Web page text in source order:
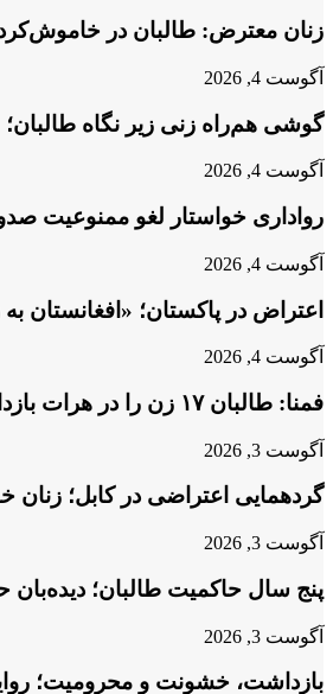
زنان معترض: طالبان در
آگوست 4, 2026
گوشی هم‌راه زنی زیر نگاه
آگوست 4, 2026
رواداری خواستار لغو ممنوعیت
آگوست 4, 2026
اعتراض در پاکستان؛ «افغانستان
آگوست 4, 2026
فمنا: طالبان ۱۷ زن را در هرات بازداشت کرد
آگوست 3, 2026
گردهمایی اعتراضی در کابل؛ زنان
آگوست 3, 2026
پنج سال حاکمیت طالبان؛
آگوست 3, 2026
بازداشت، خشونت و محرومیت؛